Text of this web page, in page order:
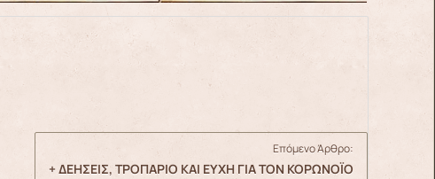
Επόμενο Άρθρο:
+ ΔΕΗΣΕΙΣ, ΤΡΟΠΑΡΙΟ ΚΑΙ ΕΥΧΗ ΓΙΑ ΤΟΝ ΚΟΡΩΝΟΪΟ